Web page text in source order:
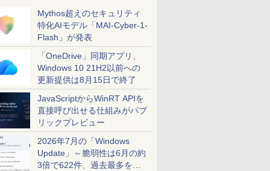
Mythos超えのセキュリティ
特化AIモデル「MAI-Cyber-1-
Flash」が発表
「OneDrive」同期アプリ、
Windows 10 21H2以前への
更新提供は8月15日で終了
JavaScriptからWinRT APIを
直接呼び出せる仕組みがパブ
リックプレビュー
2026年7月の「Windows
Update」～脆弱性は6月の約
3倍で622件、過去最多を大